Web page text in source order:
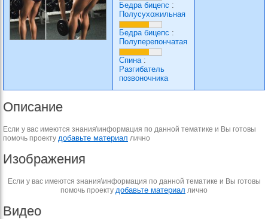
Бедра бицепс :
Полусухожильная
Бедра бицепс :
Полуперепончатая
Спина:
Разгибатель
позвоночника
Описание
Если у вас имеются знания\информация по данной тематике и Вы готовы
помочь проекту добавьте материал лично
Изображения
Если у вас имеются знания\информация по данной тематике и Вы готовы
помочь проекту добавьте материал лично
Видео